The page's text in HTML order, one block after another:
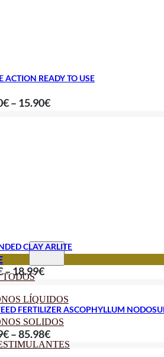
TODOS
LÍQUIDOS
SOLIDOS
ACTION READY TO USE
€– 15.90€Price
CLAY ARLITE
–18.99€Price
9.90€
through
18.99€
FERTILIZER ASCOPHYLLUM
€–85.98€Price
range: